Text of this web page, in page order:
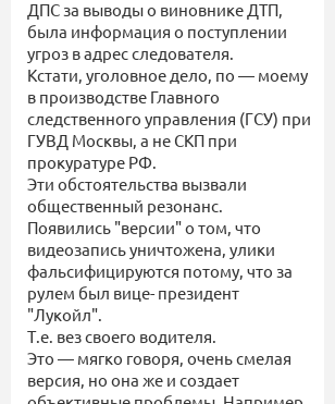
ДПС за выводы о виновнике ДТП,
была информация о поступлении
угроз в адрес следователя.
Кстати, уголовное дело, по — моему
в производстве Главного
следственного управления (ГСУ) при
ГУВД Москвы, а не СКП при
прокуратуре РФ.
Эти обстоятельства вызвали
общественный резонанс.
Появились "версии" о том, что
видеозапись уничтожена, улики
фальсифицируются потому, что за
рулем был вице- президент
"Лукойл".
Т.е. вез своего водителя.
Это — мягко говоря, очень смелая
версия, но она же и создает